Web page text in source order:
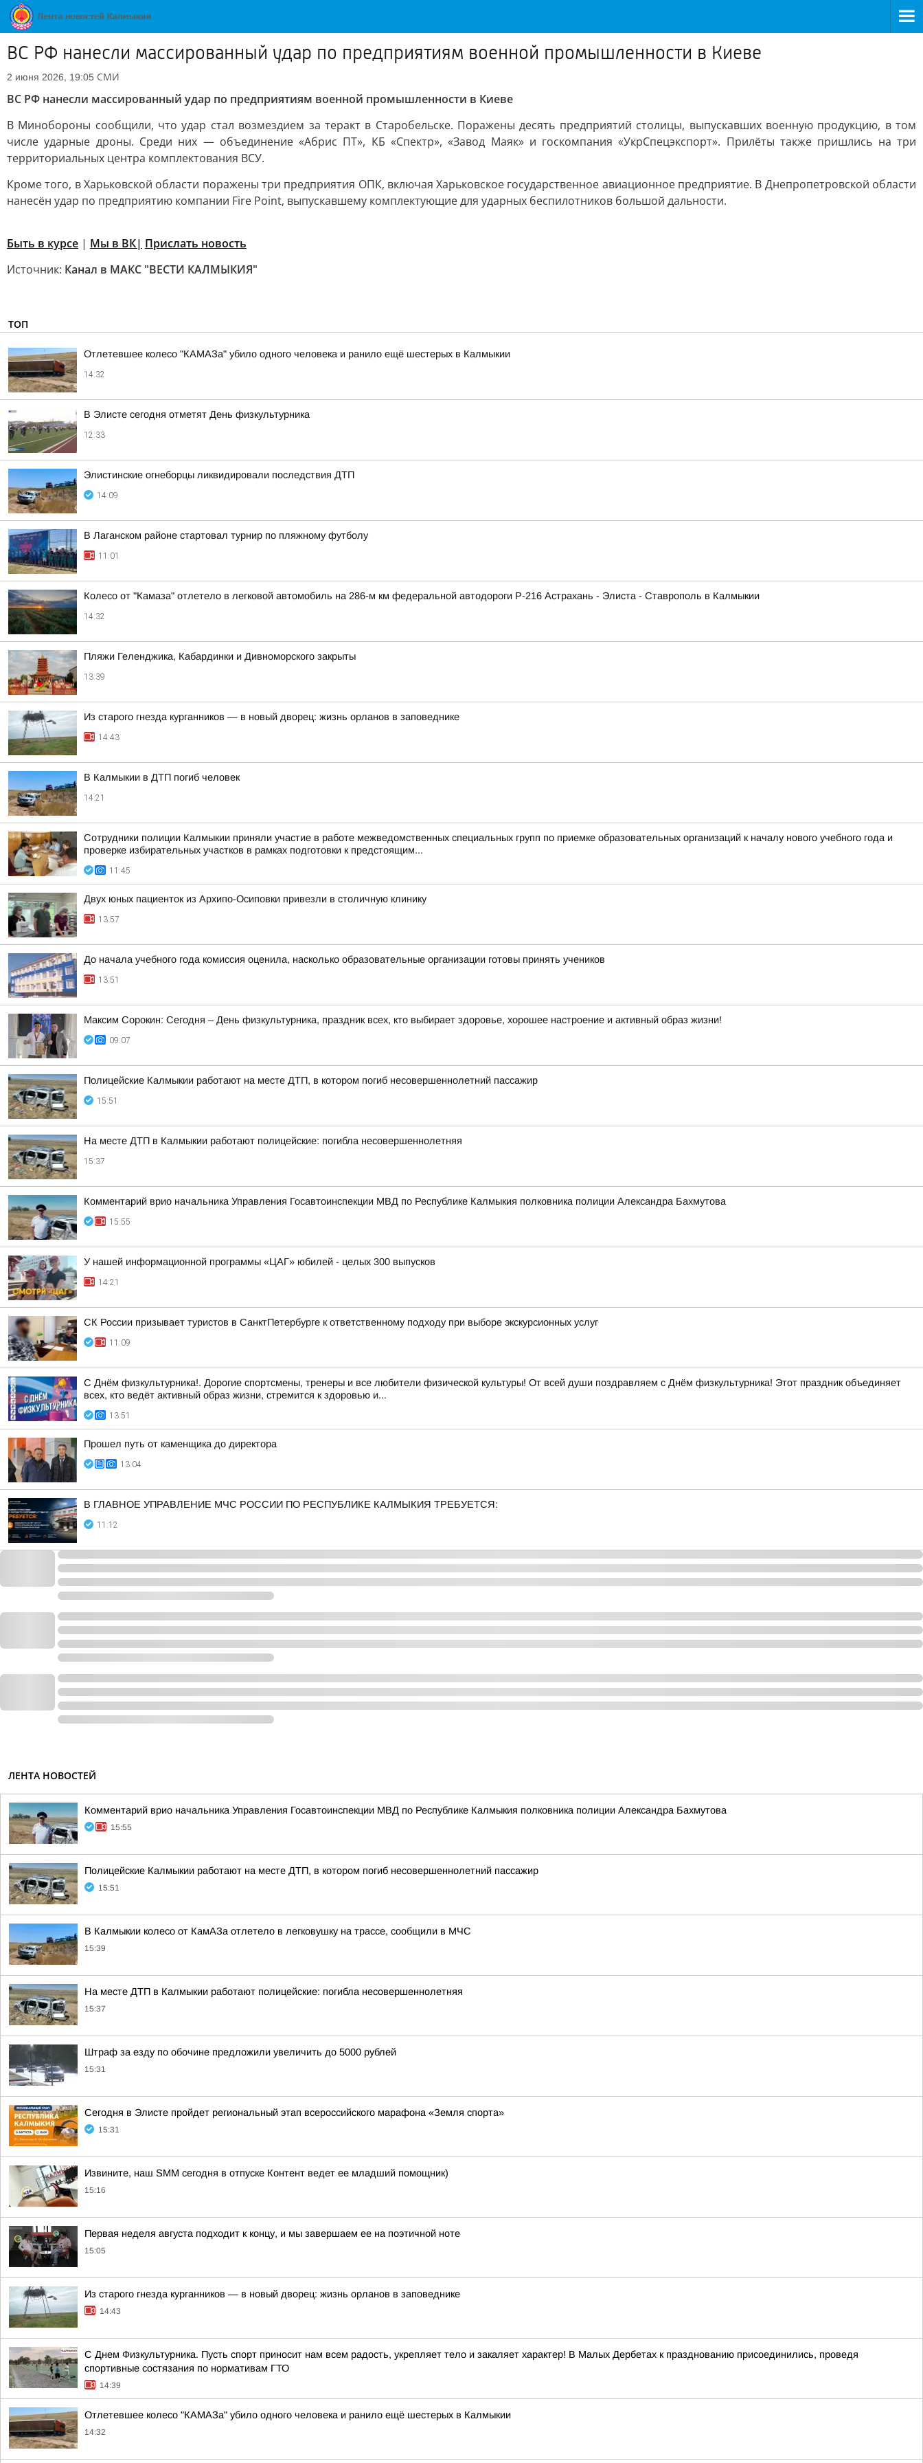
ВС РФ нанесли массированный удар по предприятиям военной промышленности в Киеве
2 июня 2026, 19:05 СМИ
ВС РФ нанесли массированный удар по предприятиям военной промышленности в Киеве
В Минобороны сообщили, что удар стал возмездием за теракт в Старобельске. Поражены десять предприятий столицы, выпускавших военную продукцию, в том
числе ударные дроны. Среди них — объединение «Абрис ПТ», КБ «Спектр», «Завод Маяк» и госкомпания «УкрСпецэкспорт». Прилёты также пришлись на три
территориальных центра комплектования ВСУ.
Кроме того, в Харьковской области поражены три предприятия ОПК, включая Харьковское государственное авиационное предприятие. В Днепропетровской области
нанесён удар по предприятию компании Fire Point, выпускавшему комплектующие для ударных беспилотников большой дальности.
Быть в курсе | Мы в ВК| Прислать новость
Источник: Канал в МАКС "ВЕСТИ КАЛМЫКИЯ"
ТОП
Отлетевшее колесо "КАМАЗа" убило одного человека и ранило ещё шестерых в Калмыкии
14:32
В Элисте сегодня отметят День физкультурника
12:33
Элистинские огнеборцы ликвидировали последствия ДТП
14:09
В Лаганском районе стартовал турнир по пляжному футболу
11:01
Колесо от "Камаза" отлетело в легковой автомобиль на 286-м км федеральной автодороги Р-216 Астрахань - Элиста - Ставрополь в Калмыкии
14:32
Пляжи Геленджика, Кабардинки и Дивноморского закрыты
13:39
Из старого гнезда курганников — в новый дворец: жизнь орланов в заповеднике
14:43
В Калмыкии в ДТП погиб человек
14:21
Сотрудники полиции Калмыкии приняли участие в работе межведомственных специальных групп по приемке образовательных организаций к началу нового учебного года и
проверке избирательных участков в рамках подготовки к предстоящим...
11:45
Двух юных пациенток из Архипо-Осиповки привезли в столичную клинику
13:57
До начала учебного года комиссия оценила, насколько образовательные организации готовы принять учеников
13:51
Максим Сорокин: Сегодня – День физкультурника, праздник всех, кто выбирает здоровье, хорошее настроение и активный образ жизни!
09:07
Полицейские Калмыкии работают на месте ДТП, в котором погиб несовершеннолетний пассажир
15:51
На месте ДТП в Калмыкии работают полицейские: погибла несовершеннолетняя
15:37
Комментарий врио начальника Управления Госавтоинспекции МВД по Республике Калмыкия полковника полиции Александра Бахмутова
15:55
У нашей информационной программы «ЦАГ» юбилей - целых 300 выпусков
14:21
СК России призывает туристов в СанктПетербурге к ответственному подходу при выборе экскурсионных услуг
11:09
С Днём физкультурника!. Дорогие спортсмены, тренеры и все любители физической культуры! От всей души поздравляем с Днём физкультурника! Этот праздник объединяет
всех, кто ведёт активный образ жизни, стремится к здоровью и...
13:51
Прошел путь от каменщика до директора
13:04
В ГЛАВНОЕ УПРАВЛЕНИЕ МЧС РОССИИ ПО РЕСПУБЛИКЕ КАЛМЫКИЯ ТРЕБУЕТСЯ:
11:12
ЛЕНТА НОВОСТЕЙ
Комментарий врио начальника Управления Госавтоинспекции МВД по Республике Калмыкия полковника полиции Александра Бахмутова
15:55
Полицейские Калмыкии работают на месте ДТП, в котором погиб несовершеннолетний пассажир
15:51
В Калмыкии колесо от КамАЗа отлетело в легковушку на трассе, сообщили в МЧС
15:39
На месте ДТП в Калмыкии работают полицейские: погибла несовершеннолетняя
15:37
Штраф за езду по обочине предложили увеличить до 5000 рублей
15:31
Сегодня в Элисте пройдет региональный этап всероссийского марафона «Земля спорта»
15:31
Извините, наш SMM сегодня в отпуске Контент ведет ее младший помощник)
15:16
Первая неделя августа подходит к концу, и мы завершаем ее на поэтичной ноте
15:05
Из старого гнезда курганников — в новый дворец: жизнь орланов в заповеднике
14:43
С Днем Физкультурника. Пусть спорт приносит нам всем радость, укрепляет тело и закаляет характер! В Малых Дербетах к празднованию присоединились, проведя
спортивные состязания по нормативам ГТО
14:39
Отлетевшее колесо "КАМАЗа" убило одного человека и ранило ещё шестерых в Калмыкии
14:32